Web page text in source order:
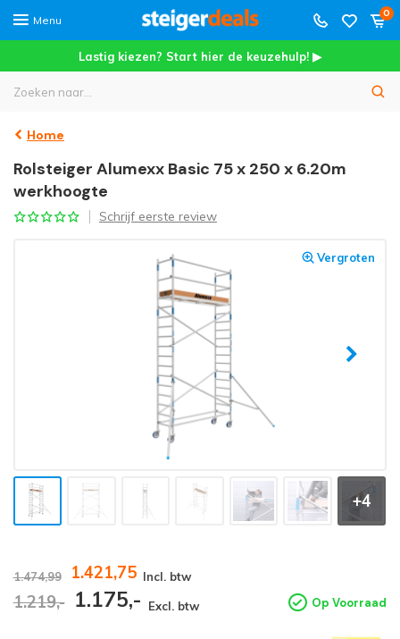
Menu
0
Lastig kiezen? Start hier de keuzehulp! ▶
Home
Rolsteiger Alumexx Basic 75 x 250 x 6.20m
werkhoogte
Schrijf eerste review
Vergroten
+4
1.474,99 1.421,75 Incl. btw
1.219,- 1.175,- Excl. btw Op Voorraad